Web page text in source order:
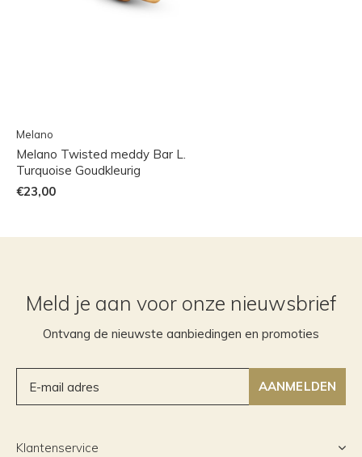
Melano
Melano Twisted meddy Bar L.
Turquoise Goudkleurig
€23,00
Meld je aan voor onze nieuwsbrief
Ontvang de nieuwste aanbiedingen en promoties
AANMELDEN
Klantenservice